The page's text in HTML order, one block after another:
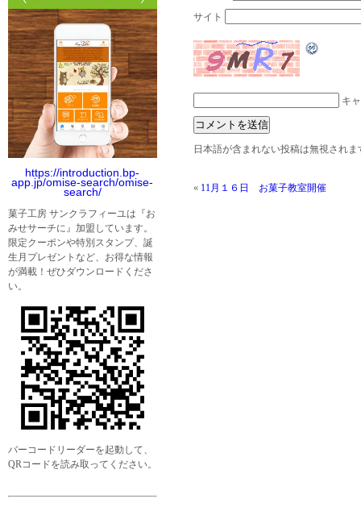
https://introduction.bp-
app.jp/omise-search/omise-
search/
菓子工房 サンクラフィーユは『お
みせサーチに』加盟しています。
限定クーポンや特別スタンプ、誕
生月プレゼントなど、お得な情報
が満載！ぜひダウンロードくださ
い。
バーコードリーダーを起動して、
QRコードを読み取ってください。
サイト
キ
日本語が含まれない投稿は無視され
« 11月１６日 お菓子教室開催